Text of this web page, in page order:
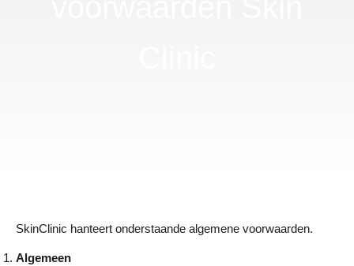
SkinClinic hanteert onderstaande algemene voorwaarden.
Algemeen